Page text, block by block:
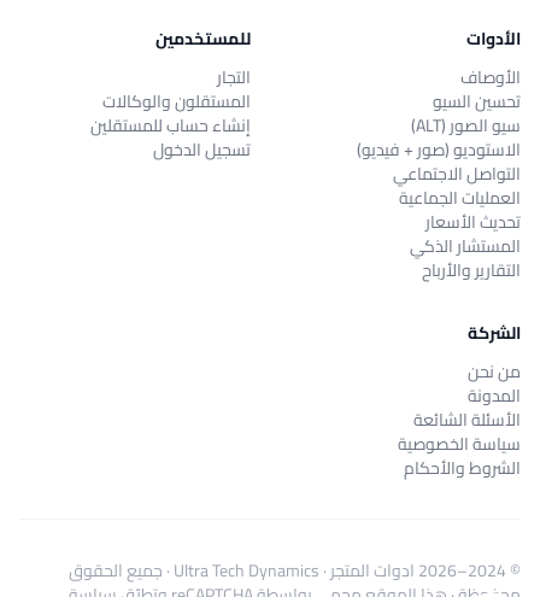
الأدوات
الأوصاف
تحسين السيو
سيو الصور (ALT)
الاستوديو (صور + فيديو)
التواصل الاجتماعي
العمليات الجماعية
تحديث الأسعار
المستشار الذكي
التقارير والأرباح
للمستخدمين
التجار
المستقلون والوكالات
إنشاء حساب للمستقلين
تسجيل الدخول
الشركة
من نحن
المدونة
الأسئلة الشائعة
سياسة الخصوصية
الشروط والأحكام
© 2024–2026 ادوات المتجر·
Ultra Tech Dynamics· جميع الحقوق